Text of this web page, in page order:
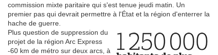
commission mixte paritaire qui s'est tenue jeudi matin. Un
premier pas qui devrait permettre à l'État et la région d'enterrer la
hache de guerre.
Plus question de suppression du
projet de la région Arc Express
-60 km de métro sur deux arcs, à